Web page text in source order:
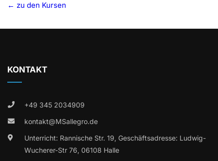
zu den Kursen
KONTAKT
+49 345 2034909
kontakt@MSallegro.de
Unterricht: Rannische Str. 19, Geschäftsadresse: Ludwig-
Wucherer-Str 76, 06108 Halle